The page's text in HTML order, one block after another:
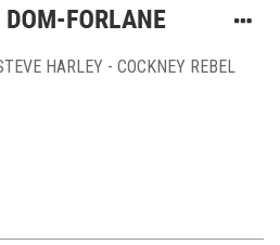
HARLEY - COCKNEY REBEL